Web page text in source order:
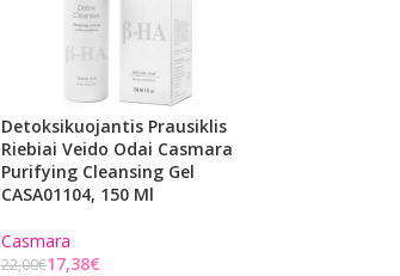
Detoksikuojantis Prausiklis
Riebiai Veido Odai Casmara
Purifying Cleansing Gel
CASA01104, 150 Ml
Casmara
22,00€17,38€